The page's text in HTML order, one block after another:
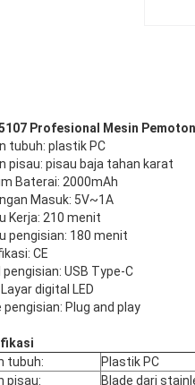
Profesional Mesin
tubuh: plastik PC
pisau: pisau baja tahan karat
Baterai: 2000mAh
Masuk: 5V~1A
Kerja: 210 menit
pengisian: 180 menit
CE
pengisian: USB Type-C
Layar digital LED
pengisian: Plug and play
tubuh:
Plastik PC
pisau:
Blade dari